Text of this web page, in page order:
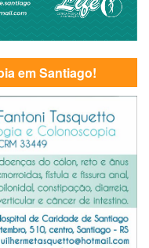
em Santiago!